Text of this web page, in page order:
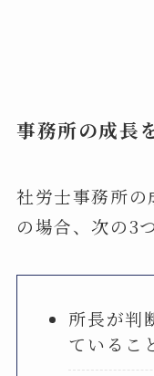
事務所の成長
社労士事務所の
の場合、次の3
所長が判
ているこ